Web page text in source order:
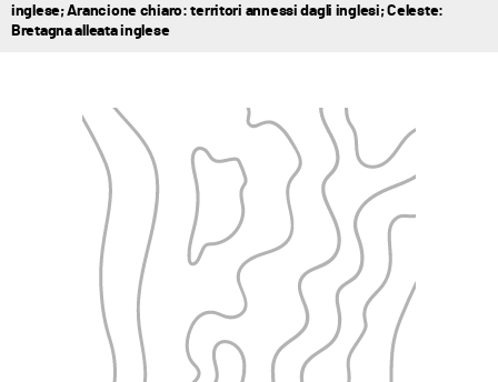
inglese; Arancione chiaro: territori annessi dagli inglesi; Celeste:
Bretagna alleata inglese